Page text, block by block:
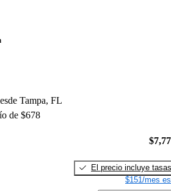
Tampa, FL
de $678
El precio incluye tasas
$151/mes